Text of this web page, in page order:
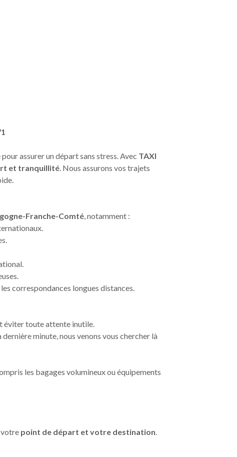
assurer un départ sans stress. Avec TAXI
et tranquillité . Nous assurons vos trajets
Franche-Comté , notamment :
correspondances longues distances.
éviter toute attente inutile.
minute, nous venons vous chercher là
les bagages volumineux ou équipements
votre point de départ et votre destination